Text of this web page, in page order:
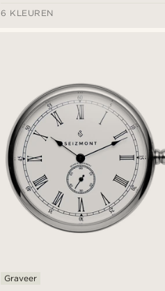
6 KLEUREN
Graveer